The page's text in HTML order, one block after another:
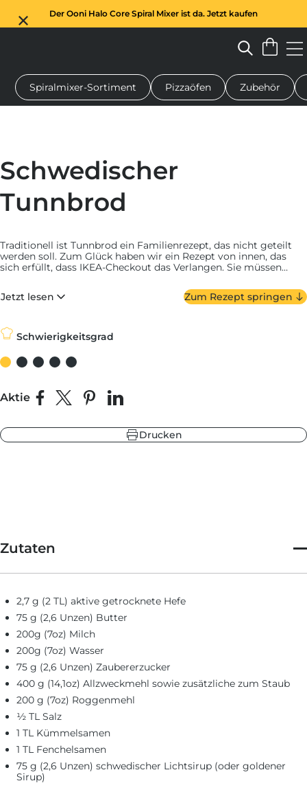
Der Ooni Halo Core Spiral Mixer ist da. Jetzt kaufen
Pizzaofen Teigmischer Geschenke Servierbretter
Spiralmixer-Sortiment Pizzaöfen Zubehör
Schwedischer
Tunnbrod
Traditionell ist Tunnbrod ein Familienrezept, das nicht geteilt
werden soll. Zum Glück haben wir ein Rezept von innen, das
sich erfüllt, dass IKEA-Checkout das Verlangen. Sie müssen
um Ihr Ziel zu erreichen. Perfekt für Wraps, Mittagessen und
Snacks und dieses klassische schwedische Fladenbrot ist
Jetzt lesen Zum Rezept springen
Schwierigkeitsgrad
Aktie Auf Facebook teilen
Teilen auf X
Auf Pinterest pinnen
Auf LinkedIn teilen
Drucken
Zutaten
2,7 g (2 TL) aktive getrocknete Hefe
75 g (2,6 Unzen) Butter
200g (7oz) Milch
200g (7oz) Wasser
75 g (2,6 Unzen) Zaubererzucker
400 g (14,1oz) Allzweckmehl sowie zusätzliche zum Staub
200 g (7oz) Roggenmehl
½ TL Salz
1 TL Kümmelsamen
1 TL Fenchelsamen
75 g (2,6 Unzen) schwedischer Lichtsirup (oder goldener
Sirup)